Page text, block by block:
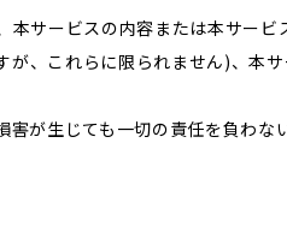
本サービスの内容または本サー
、これらに限られません)、本
が生じても一切の責任を負わな